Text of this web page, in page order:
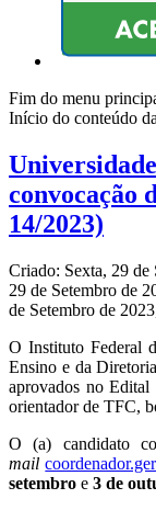
Fim do menu
Início do conteúdo
convocação
14/2023)
Criado: Sexta, 29 de
29 de Setembro de
de Setembro de
O Instituto Federal
Ensino e da
aprovados no Edital
orientador de TFC,
O (a) candidato
mail
setembro e 3 de